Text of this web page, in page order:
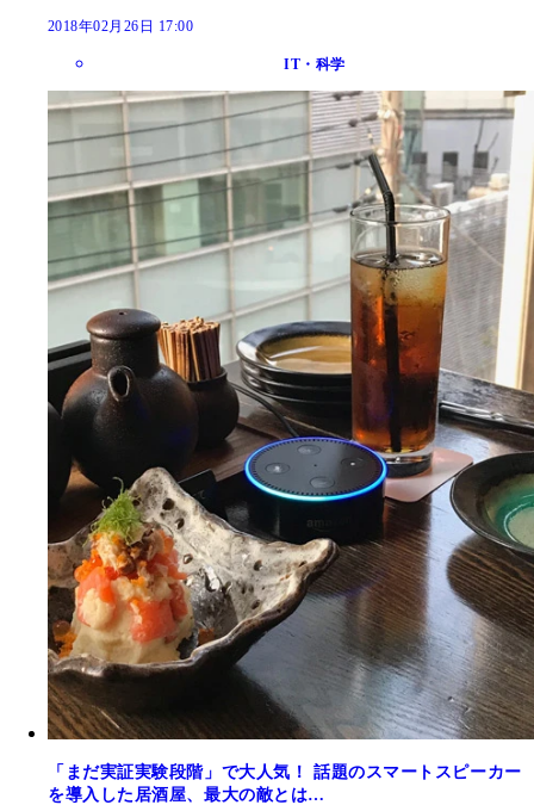
2018年02月26日 17:00
IT・科学
「まだ実証実験段階」で大人気！ 話題のスマートスピーカー
を導入した居酒屋、最大の敵とは…